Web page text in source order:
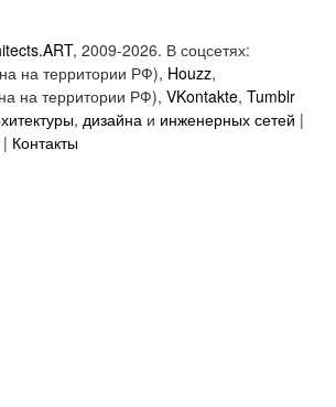
, 2009-2026. В соцсетях:
на территории РФ), Houzz,
на территории РФ), VKontakte, Tumblr
, дизайна и инженерных сетей |
| Контакты